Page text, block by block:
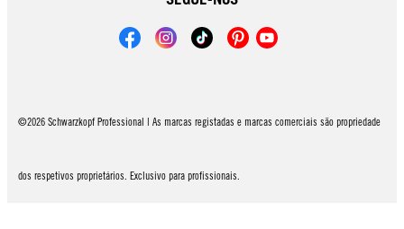
©2026 Schwarzkopf Professional | As marcas registadas e marcas comerciais são propriedade
dos respetivos proprietários. Exclusivo para profissionais.